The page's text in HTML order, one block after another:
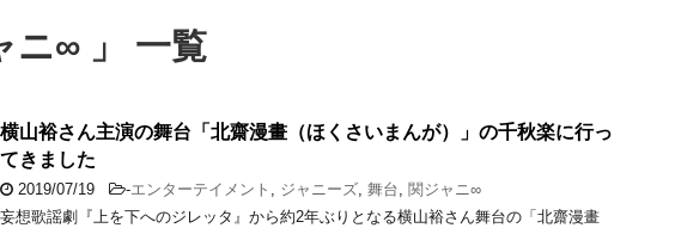
ニ∞ 」 一覧
横山裕さん主演の舞台「北齋漫畫（ほくさいまんが）」の千秋楽に行っ
てきました
2019/07/19 -エンターテイメント , ジャニーズ, 舞台, 関ジャニ∞
妄想歌謡劇『上を下へのジレッタ』から約2年ぶりとなる横山裕さん舞台の「北齋漫畫